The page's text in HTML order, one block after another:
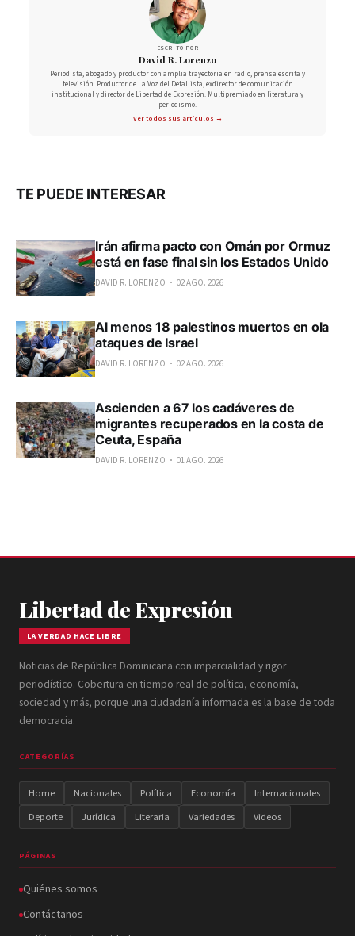
ESCRITO POR
David R. Lorenzo
Periodista, abogado y productor con amplia trayectoria en radio, prensa escrita y
televisión. Productor de La Voz del Detallista, exdirector de comunicación
institucional y director de Libertad de Expresión. Multipremiado en literatura y
periodismo.
Ver todos sus artículos →
TE PUEDE INTERESAR
Irán afirma pacto con Omán por Ormuz
está en fase final sin los Estados Unido
DAVID R. LORENZO 02 AGO. 2026
Al menos 18 palestinos muertos en ola
ataques de Israel
DAVID R. LORENZO 02 AGO. 2026
Ascienden a 67 los cadáveres de
migrantes recuperados en la costa de
Ceuta, España
DAVID R. LORENZO 01 AGO. 2026
Libertad de Expresión
LA VERDAD HACE LIBRE
Noticias de República Dominicana con imparcialidad y rigor
periodístico. Cobertura en tiempo real de política, economía,
sociedad y más, porque una ciudadanía informada es la base de toda
democracia.
CATEGORÍAS
Home Nacionales Política Economía
Internacionales
Deporte
Jurídica Literaria Variedades Videos
PÁGINAS
Quiénes somos
Contáctanos